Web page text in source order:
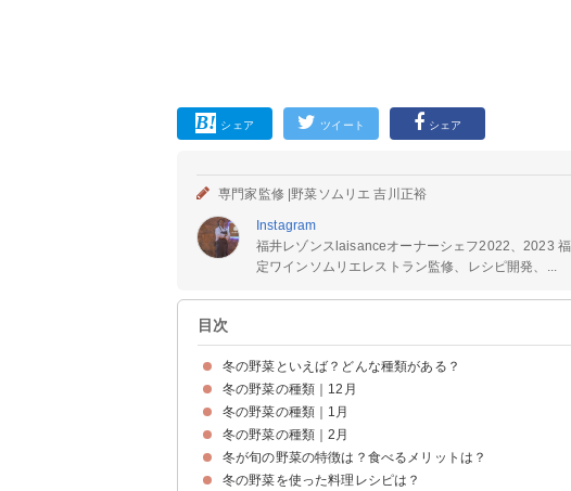
シェア ツイート シェア
専門家監修 | 野菜ソムリエ 吉川正裕
Instagram
福井レゾンスlaisanceオーナーシェフ2022、2023
定ワインソムリエレストラン監修、レシピ開発、...
目次
冬の野菜といえば？どんな種類がある？
冬の野菜の種類｜12月
①水菜
②くわい
③ほうれん草
④セロリ
⑤ユリ根
冬の野菜の種類｜1月
①キャベツ
②小松菜
③春菊
④セリ
⑤菜の花
冬の野菜の種類｜2月
①からし菜
②ゴボウ
③ふきのとう
④ブロッコリー
⑤わらび
冬が旬の野菜の特徴は？食べるメリットは？
①ビタミンC・β-カロテンが豊富な野菜が多い
②冬に食べると栄養価が一年で一番高い
冬の野菜を使った料理レシピは？